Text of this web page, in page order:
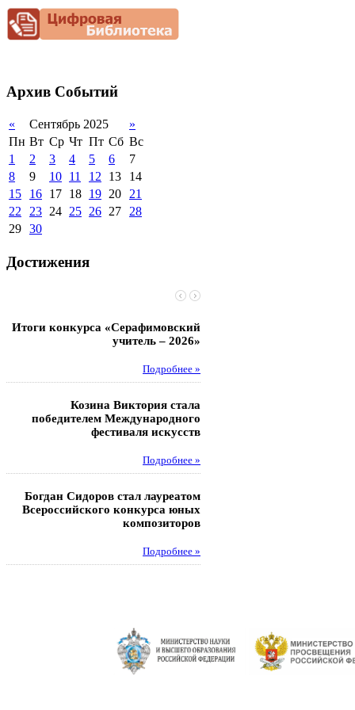
Снижение
документационной
нагрузки
Архив Событий
« Сентябрь 2025
»
Пн Вт Ср Чт Пт Сб Вс
1
2 3 4 5 6
7
8
9 10 11 12 13
14
15
16 17 18 19 20 21
22 23 24 25 26 27 28
29 30
Достижения
Итоги конкурса «Серафимовский
учитель – 2026»
Подробнее »
Козина Виктория стала
победителем Международного
фестиваля искусств
Подробнее »
Богдан Сидоров стал лауреатом
Всероссийского конкурса юных
композиторов
Подробнее »